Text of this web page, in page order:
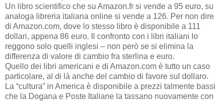
Un libro scientifico che su Amazon.fr si vende a 95 euro, su
analoga libreria italiana online si vende a 126. Per non dire
di Amazon.com, dove lo stesso libro è disponibile a 111
dollari, appena 86 euro. Il confronto con i libri italiani lo
reggono solo quelli inglesi – non però se si elimina la
differenza di valore di cambio fra sterlina e euro.
Quello dei libri americani e di Amazon.com è tutto un caso
particolare, al di là anche del cambio di favore sul dollaro.
La “cultura” in America è disponibile a prezzi talmente bassi
che la Dogana e Poste Italiane la tassano nuovamente con